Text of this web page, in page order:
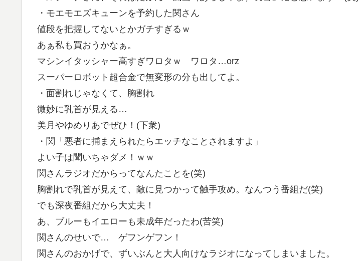
・モエモエズキューンを予約した関さん
値段を把握してないとかガチすぎるｗ
あぁ私も買おうかなぁ。
マシンイタッシャー高すぎワロタｗ ワロタ…orz
スーパーロボット超合金で無変形の分も出してよ。
・面割れじゃなくて、胸割れ
微妙に乳首が見える…
美月やゆめりあでぜひ！(下衆)
・関「悪者に捕まえられたらエッチなことされますよ」
よい子は聞いちゃダメ！ｗｗ
関さんラジオだからってなんたことを(笑)
胸割れで乳首が見えて、敵に見つかって触手攻め。なんつう番組だ(笑)
でも深夜番組だから大丈夫！
あ、ブルーもイエローも未成年だったわ(苦笑)
関さんのせいで… ゲフンゲフン！
関さんのおかげで、ずいぶんと大人向けなラジオになってしまいました。